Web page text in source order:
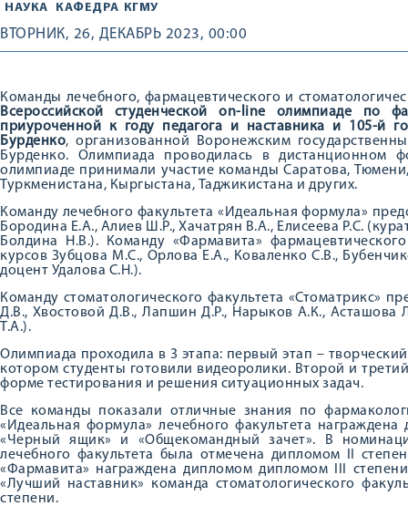
НАУКА КАФЕДРА КГМУ
ВТОРНИК, 26, ДЕКАБРЬ 2023, 00:00
Команды лечебного, фармацевтического и
Всероссийской студенческой on-line олимпиаде по
приуроченной к году педагога и наставника и 105-й
Бурденко, организованной Воронежским
Бурденко. Олимпиада проводилась в
олимпиаде принимали участие команды Саратова,
Туркменистана, Кыргыстана, Таджикистана и других.
Команду лечебного факультета «Идеальная формула»
Бородина Е.А., Алиев Ш.Р., Хачатрян В.А., Елисеева Р.С.
Болдина Н.В.). Команду «Фармавита»
курсов Зубцова М.С., Орлова Е.А., Коваленко С.В.,
доцент Удалова С.Н.).
Команду стоматологического факультета «Стоматрикс»
Д.В., Хвостовой Д.В., Лапшин Д.Р., Нарыков А.К.,
Т.А.).
Олимпиада проходила в 3 этапа: первый этап –
котором студенты готовили видеоролики. Второй и
форме тестирования и решения ситуационных задач.
Все команды показали отличные знания по
«Идеальная формула» лечебного факультета
«Черный ящик» и «Общекомандный зачет». В
лечебного факультета была отмечена дипломом II
«Фармавита» награждена дипломом дипломом III
«Лучший наставник» команда стоматологического
степени.